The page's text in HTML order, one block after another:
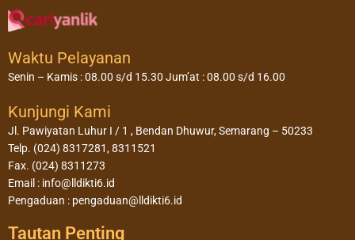
Waktu Pelayanan
Senin – Kamis : 08.00 s/d 15.30 Jum’at : 08.00 s/d 16.00
Kunjungi Kami
Jl. Pawiyatan Luhur I / 1 , Bendan Dhuwur, Semarang – 50233
Telp. (024) 8317281, 8311521
Fax. (024) 8311273
Email : info@lldikti6.id
Pengaduan : pengaduan@lldikti6.id
Tautan Penting